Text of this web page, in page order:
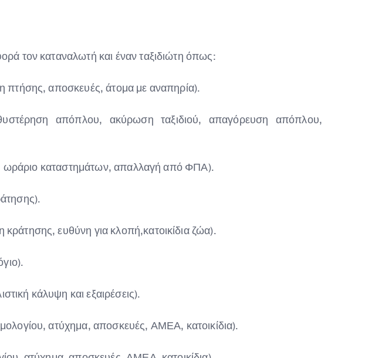
τον καταναλωτή και έναν ταξιδιώτη όπως:
πτήσης, αποσκευές, άτομα με αναπηρία).
απόπλου, ακύρωση ταξιδιού, απαγόρευση απόπλου,
ωράριο καταστημάτων, απαλλαγή από ΦΠΑ).
ευθύνη για κλοπή,κατοικίδια ζώα).
κάλυψη και εξαιρέσεις).
ατύχημα, αποσκευές, ΑΜΕΑ, κατοικίδια).